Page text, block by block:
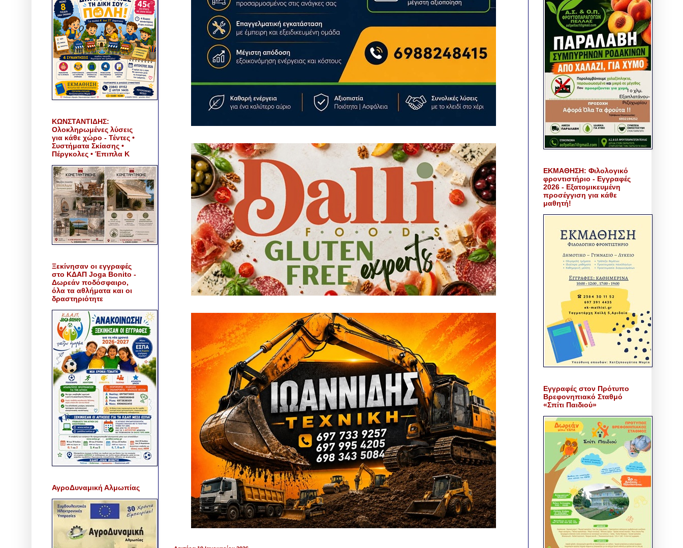
ΚΩΝΣΤΑΝΤΙΔΗΣ:
Ολοκληρωμένες λύσεις
για κάθε χώρο - Τέντες •
Συστήματα Σκίασης •
Πέργκολες • Έπιπλα Κ
Ξεκίνησαν οι εγγραφές
στο ΚΔΑΠ Joga Bonito -
Δωρεάν ποδόσφαιρο,
όλα τα αθλήματα και οι
δραστηριότητε
ΑγροΔυναμική Αλμωπίας
ΕΚΜΑΘΗΣΗ: Φιλολογικό
φροντιστήριο - Εγγραφές
2026 - Εξατομικευμένη
προσέγγιση για κάθε
μαθητή!
Εγγραφές στον Πρότυπο
Βρεφονηπιακό Σταθμό
«Σπίτι Παιδιού»